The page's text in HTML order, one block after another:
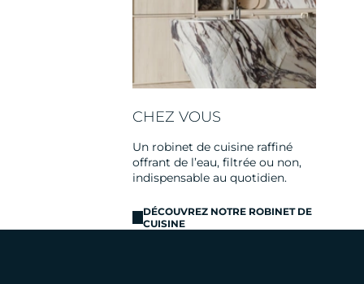
CHEZ VOUS
Un robinet de cuisine raffiné
offrant de l’eau, filtrée ou non,
indispensable au quotidien.
DÉCOUVREZ NOTRE ROBINET DE
CUISINE